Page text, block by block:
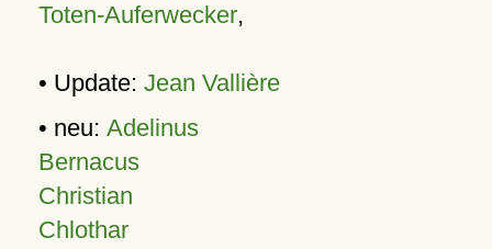
Toten-Auferwecker,
• Update: Jean Vallière
• neu: Adelinus
Bernacus
Christian
Chlothar